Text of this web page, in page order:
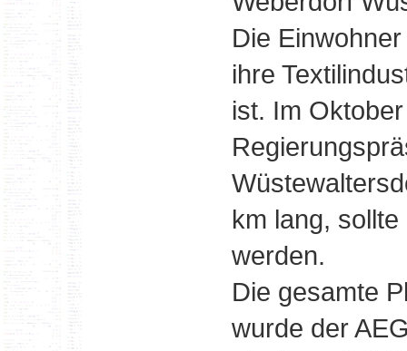
Die
ihre
ist. Im
km lang,
werden.
Die gesamte
wurde der